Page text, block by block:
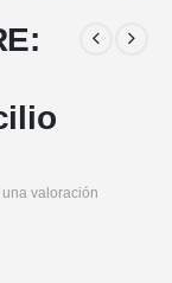
valoración